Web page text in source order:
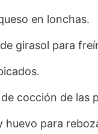
en lonchas.
girasol para
cocción de las
huevo para